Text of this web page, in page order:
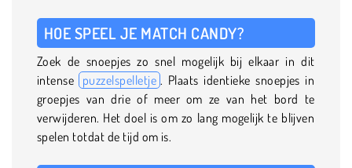
HOE SPEEL JE MATCH CANDY?
Zoek de snoepjes zo snel mogelijk bij elkaar in dit
intense puzzelspelletje . Plaats identieke snoepjes in
groepjes van drie of meer om ze van het bord te
verwijderen. Het doel is om zo lang mogelijk te blijven
spelen totdat de tijd om is.